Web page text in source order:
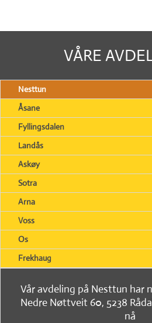
VÅRE
Nesttun
Åsane
Fyllingsdalen
Landås
Askøy
Sotra
Arna
Voss
Os
Frekhaug
Vår avdeling på Nesttun har
Nedre Nøttveit 60, 5238
nå